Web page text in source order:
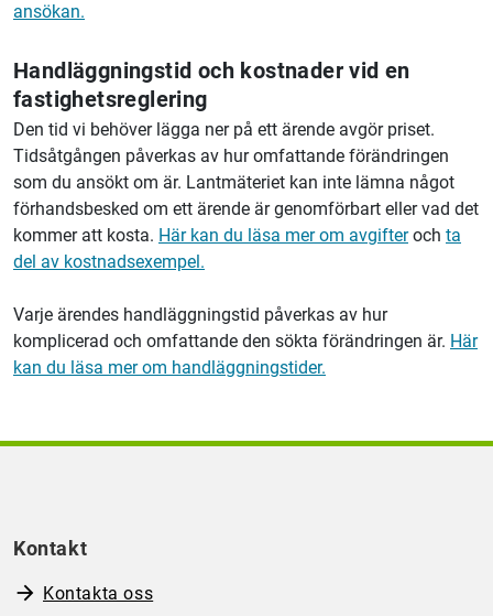
ansökan.
Handläggningstid och kostnader vid en
fastighetsreglering
Den tid vi behöver lägga ner på ett ärende avgör priset.
Tidsåtgången påverkas av hur omfattande förändringen
som du ansökt om är. Lantmäteriet kan inte lämna något
förhandsbesked om ett ärende är genomförbart eller vad det
kommer att kosta. Här kan du läsa mer om avgifteroch ta
del av kostnadsexempel.
Varje ärendes handläggningstid påverkas av hur
komplicerad och omfattande den sökta förändringen är. Här
kan du läsa mer om handläggningstider.
Kontakt
Kontakta oss